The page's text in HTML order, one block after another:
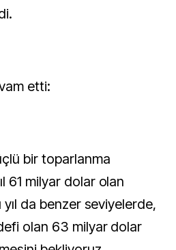
etti:
bir toparlanma
61 milyar dolar olan
da benzer seviyelerde,
olan 63 milyar dolar